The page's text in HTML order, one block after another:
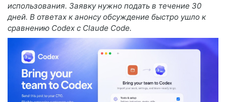
использования. Заявку нужно подать в течение 30
дней. В ответах к анонсу обсуждение быстро ушло к
сравнению Codex с Claude Code.